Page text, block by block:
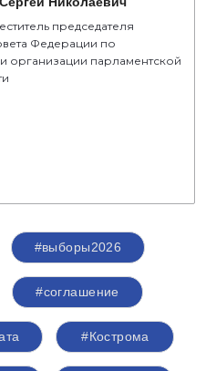
кампании», -
партии «Единая
Костромской областной
Николаевич
председателя
Федерации по
организации парламентской